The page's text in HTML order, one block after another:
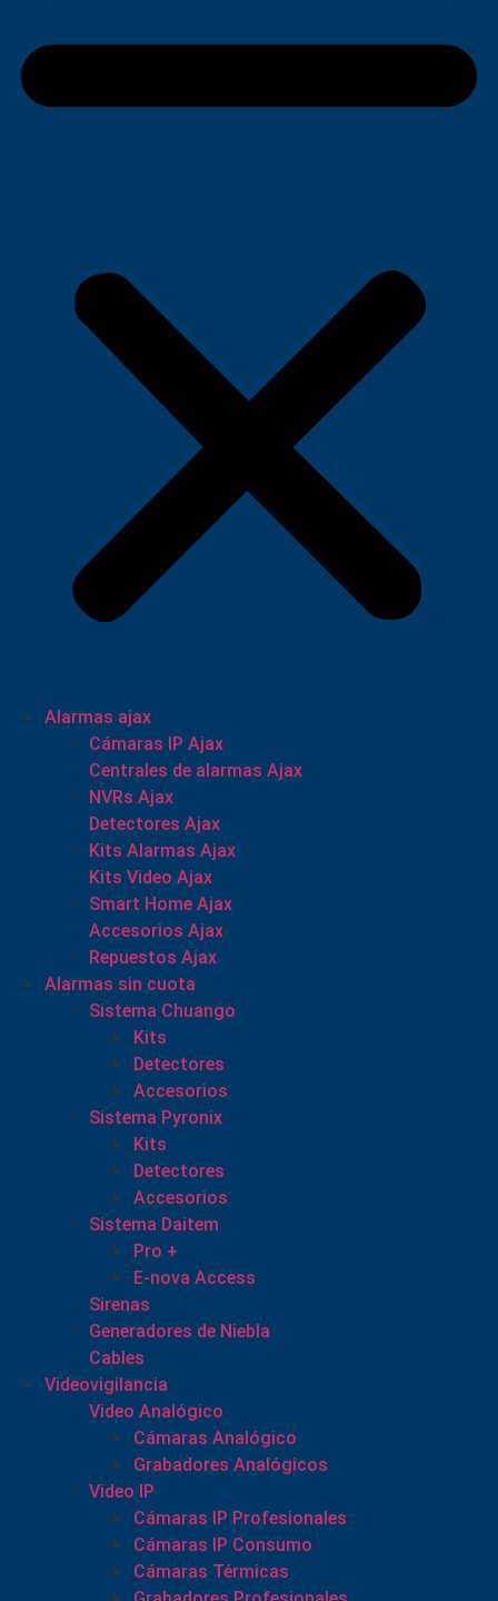
Alarmas ajax
Cámaras IP Ajax
Centrales de alarmas Ajax
NVRs Ajax
Detectores Ajax
Kits Alarmas Ajax
Kits Video Ajax
Smart Home Ajax
Accesorios Ajax
Repuestos Ajax
Alarmas sin cuota
Sistema Chuango
Kits
Detectores
Accesorios
Sistema Pyronix
Kits
Detectores
Accesorios
Sistema Daitem
Pro +
E-nova Access
Sirenas
Generadores de Niebla
Cables
Videovigilancia
Video Analógico
Cámaras Analógico
Grabadores Analógicos
Video IP
Cámaras IP Profesionales
Cámaras IP Consumo
Cámaras Térmicas